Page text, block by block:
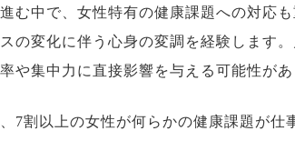
む中で、女性特有の健康課題への対応
の変化に伴う心身の変調を経験します。
や集中力に直接影響を与える可能性があ
7割以上の女性が何らかの健康課題が仕